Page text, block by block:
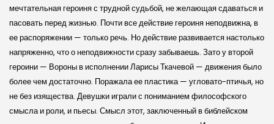
мечтательная героиня с трудной судьбой, не желающая сдаваться и
пасовать перед жизнью. Почти все действие героиня неподвижна, в
ее распоряжении — только речь. Но действие развивается настолько
напряженно, что о неподвижности сразу забываешь. Зато у второй
героини — Вороны в исполнении Ларисы Ткачевой — движения было
более чем достаточно. Поражала ее пластика — угловато-птичья, но
не без изящества. Девушки играли с пониманием философ­ского
смысла и роли, и пьесы. Смысл этот, заключенный в библей­ском